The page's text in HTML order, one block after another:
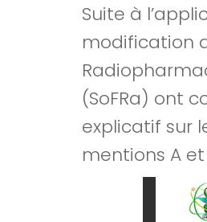
Suite à
modification
(SoFRa) ont
explicatif sur
mentions A